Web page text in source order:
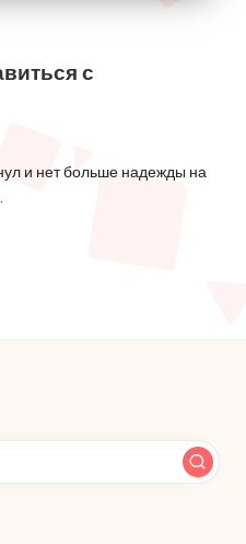
с
и нет больше надежды на